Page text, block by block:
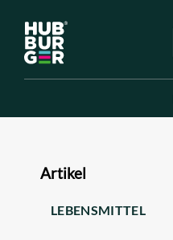
Artikel
LEBENSMITTEL